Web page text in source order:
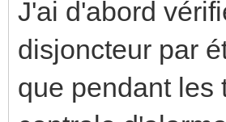
J'ai d'abord
disjoncteur par
que pendant les